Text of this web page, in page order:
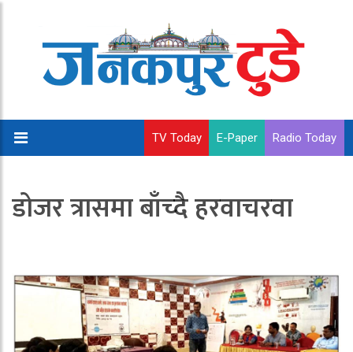
TV Today E-Paper Radio Today
डोजर त्रासमा बाँच्दै हरवाचरवा